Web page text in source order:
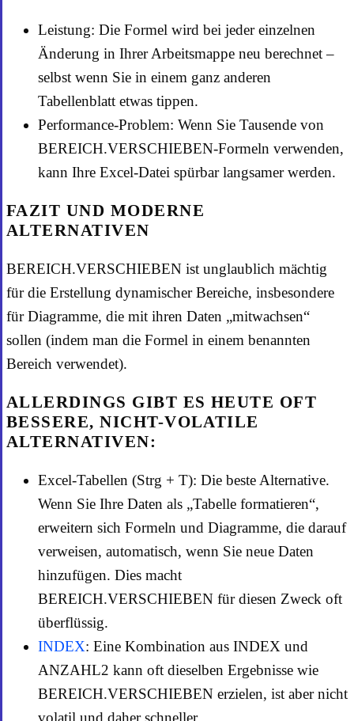
Leistung: Die Formel wird bei jeder einzelnen
Änderung in Ihrer Arbeitsmappe neu berechnet –
selbst wenn Sie in einem ganz anderen
Tabellenblatt etwas tippen.
Performance-Problem: Wenn Sie Tausende von
BEREICH.VERSCHIEBEN-Formeln verwenden,
kann Ihre Excel-Datei spürbar langsamer werden.
FAZIT UND MODERNE
ALTERNATIVEN
BEREICH.VERSCHIEBEN ist unglaublich mächtig
für die Erstellung dynamischer Bereiche, insbesondere
für Diagramme, die mit ihren Daten „mitwachsen“
sollen (indem man die Formel in einem benannten
Bereich verwendet).
ALLERDINGS GIBT ES HEUTE OFT
BESSERE, NICHT-VOLATILE
ALTERNATIVEN:
Excel-Tabellen (Strg + T): Die beste Alternative.
Wenn Sie Ihre Daten als „Tabelle formatieren“,
erweitern sich Formeln und Diagramme, die darauf
verweisen, automatisch, wenn Sie neue Daten
hinzufügen. Dies macht
BEREICH.VERSCHIEBEN für diesen Zweck oft
überflüssig.
INDEX: Eine Kombination aus INDEX und
ANZAHL2 kann oft dieselben Ergebnisse wie
BEREICH.VERSCHIEBEN erzielen, ist aber nicht
volatil und daher schneller.